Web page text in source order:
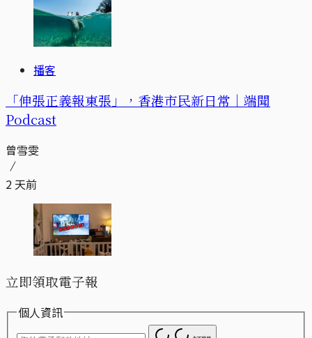
播客
「伸張正義報東張」，香港市民新日常｜端聞
Podcast
曾雪雯
2 天前
立即領取電子報
個人資訊